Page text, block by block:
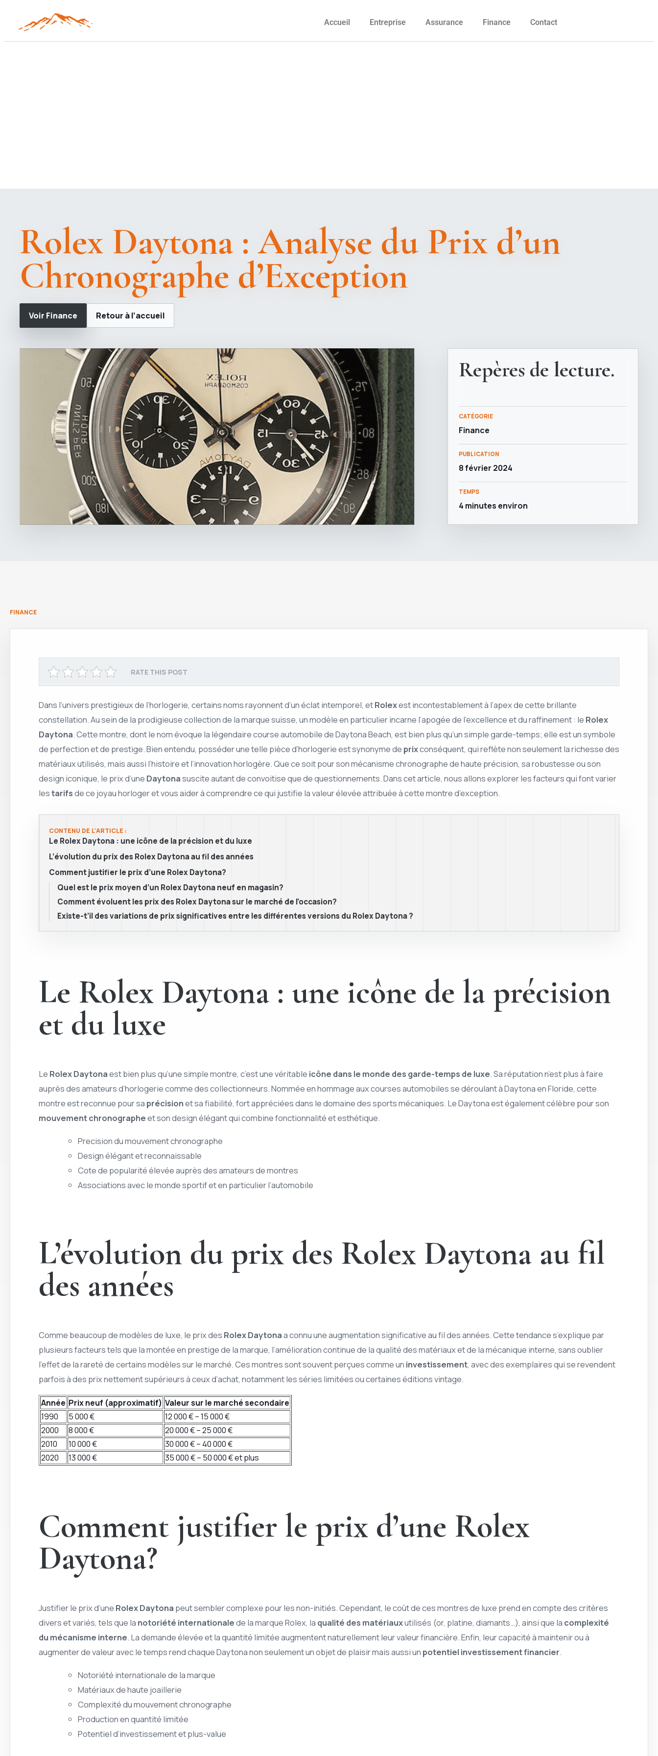
Accueil Entreprise Assurance Finance Contact
Rolex Daytona : Analyse du Prix d’un
Chronographe d’Exception
Voir Finance Retour à l’accueil
Repères de lecture.
CATÉGORIE
Finance
PUBLICATION
8 février 2024
TEMPS
4 minutes environ
FINANCE
RATE THIS POST
Dans l’univers prestigieux de l’horlogerie, certains noms rayonnent d’un éclat intemporel, etRolexest incontestablement à l’apex de cette brillante
constellation. Au sein de la prodigieuse collection de la marque suisse, un modèle en particulier incarne l’apogée de l’excellence et du raffinement : le Rolex
Daytona. Cette montre, dont le nom évoque la légendaire course automobile de Daytona Beach, est bien plus qu’un simple garde-temps; elle est un symbole
de perfection et de prestige. Bien entendu, posséder une telle pièce d’horlogerie est synonyme de prixconséquent, qui reflète non seulement la richesse des
matériaux utilisés, mais aussi l’histoire et l’innovation horlogère. Que ce soit pour son mécanisme chronographe de haute précision, sa robustesse ou son
design iconique, le prix d’une Daytonasuscite autant de convoitise que de questionnements. Dans cet article, nous allons explorer les facteurs qui font varier
lestarifsde ce joyau horloger et vous aider à comprendre ce qui justifie la valeur élevée attribuée à cette montre d’exception.
CONTENU DE L'ARTICLE :
Le Rolex Daytona : une icône de la précision et du luxe
L’évolution du prix des Rolex Daytona au fil des années
Comment justifier le prix d’une Rolex Daytona?
Quel est le prix moyen d’un Rolex Daytona neuf en magasin?
Comment évoluent les prix des Rolex Daytona sur le marché de l’occasion?
Existe-t’il des variations de prix significatives entre les différentes versions du Rolex Daytona ?
Le Rolex Daytona : une icône de la précision
et du luxe
Le Rolex Daytonaest bien plus qu’une simple montre, c’est une véritable icône dans le monde des garde-temps de luxe. Sa réputation n’est plus à faire
auprès des amateurs d’horlogerie comme des collectionneurs. Nommée en hommage aux courses automobiles se déroulant à Daytona en Floride, cette
montre est reconnue pour sa précisionet sa fiabilité, fort appréciées dans le domaine des sports mécaniques. Le Daytona est également célèbre pour son
mouvement chronographeet son design élégant qui combine fonctionnalité et esthétique.
Precision du mouvement chronographe
Design élégant et reconnaissable
Cote de popularité élevée auprès des amateurs de montres
Associations avec le monde sportif et en particulier l’automobile
L’évolution du prix des Rolex Daytona au fil
des années
Comme beaucoup de modèles de luxe, le prix des Rolex Daytonaa connu une augmentation significative au fil des années. Cette tendance s’explique par
plusieurs facteurs tels que la montée en prestige de la marque, l’amélioration continue de la qualité des matériaux et de la mécanique interne, sans oublier
l’effet de la rareté de certains modèles sur le marché. Ces montres sont souvent perçues comme un investissement, avec des exemplaires qui se revendent
parfois à des prix nettement supérieurs à ceux d’achat, notamment les séries limitées ou certaines éditions vintage.
Année Prix neuf (approximatif) Valeur sur le marché secondaire
1990
5 000 €
12 000 € – 15 000 €
2000
8 000 €
20 000 € – 25 000 €
2010
10 000 €
30 000 € – 40 000 €
2020
13 000 € 35 000 € – 50 000 € et plus
Comment justifier le prix d’une Rolex
Daytona?
Justifier le prix d’une Rolex Daytona peut sembler complexe pour les non-initiés. Cependant, le coût de ces montres de luxe prend en compte des critères
divers et variés, tels que la notoriété internationalede la marque Rolex, la qualité des matériauxutilisés (or, platine, diamants…), ainsi que la complexité
du mécanisme interne. La demande élevée et la quantité limitée augmentent naturellement leur valeur financière. Enfin, leur capacité à maintenir ou à
augmenter de valeur avec le temps rend chaque Daytona non seulement un objet de plaisir mais aussi un potentiel investissement financier.
Notoriété internationale de la marque
Matériaux de haute joaillerie
Complexité du mouvement chronographe
Production en quantité limitée
Potentiel d’investissement et plus-value